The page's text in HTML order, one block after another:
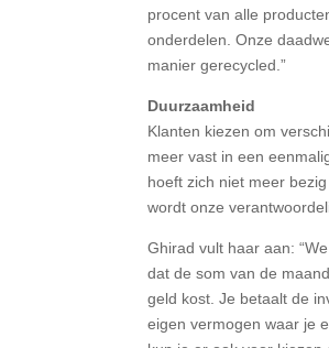
procent van alle
onderdelen. Onze
manier gerecycled.”
Duurzaamheid
Klanten kiezen om
meer vast in een
hoeft zich niet meer
wordt onze
Ghirad vult haar aan:
dat de som van de
geld kost. Je betaalt de
eigen vermogen waar je